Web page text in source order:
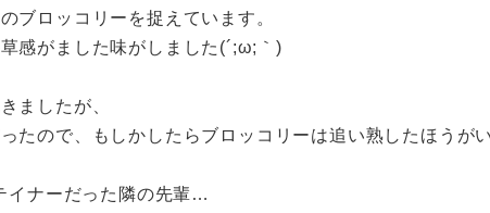
ブロッコリーを捉えています。
感がました味がしました(´;ω;｀)
ましたが、
たので、もしかしたらブロッコリーは追い熟したほうが
イナーだった隣の先輩…